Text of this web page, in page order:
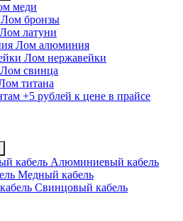
меди
Лом бронзы
Лом латуни
Лом алюминия
Лом нержавейки
Лом свинца
титана
Алюминиевый кабель
Медный кабель
Свинцовый кабель